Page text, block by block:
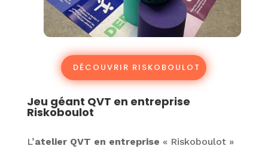
DÉCOUVRIR RISKOBOULOT
Jeu géant QVT en entreprise
Riskoboulot
L’atelier QVT en entreprise « Riskoboulot »